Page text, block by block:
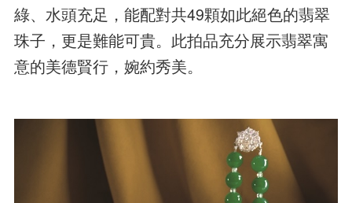
綠、水頭充足，能配對共49顆如此絕色的翡翠
珠子，更是難能可貴。此拍品充分展示翡翠寓
意的美德賢行，婉約秀美。